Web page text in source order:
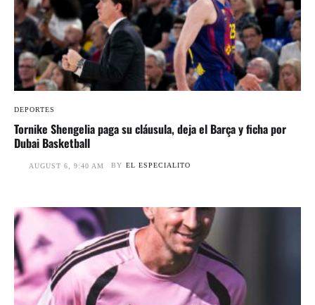
DEPORTES
Tornike Shengelia paga su cláusula, deja el Barça y ficha por
Dubai Basketball
AUGUST 6, 9:40 AM BY EL ESPECIALITO